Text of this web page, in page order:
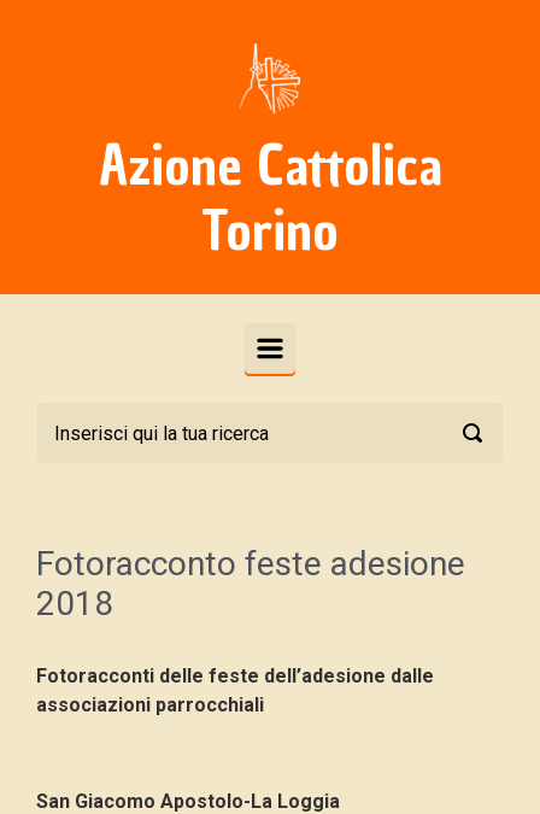
Azione Cattolica
Torino
Fotoracconto feste adesione
2018
Fotoracconti delle feste dell’adesione dalle
associazioni parrocchiali
San Giacomo Apostolo-La Loggia